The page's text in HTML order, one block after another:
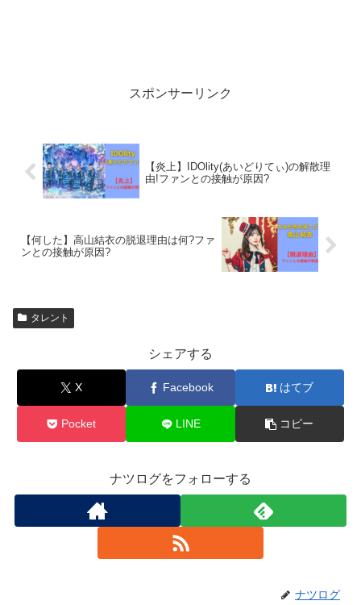
スポンサーリンク
【炎上】IDOlity(あいどりてぃ)の解散理
由!ファンとの接触が原因?
【何した】高山結衣の脱退理由は何?ファ
ンとの接触が原因?
タレント
シェアする
X Facebook はてブ
Pocket LINE コピー
ナツログをフォローする
ナツログ